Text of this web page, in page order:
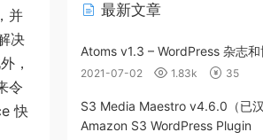
并
决
，
令
快
最新文章
Atoms v1.3 – WordPress 杂志和
2021-07-02 1.83k 35
S3 Media Maestro v4.6.0（已
Amazon S3 WordPress Plugin